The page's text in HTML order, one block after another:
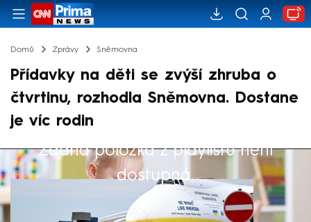
Domů Zprávy Sněmovna
Přídavky na děti se zvýší zhruba o
čtvrtinu, rozhodla Sněmovna. Dostane
je víc rodin
Žádná položka z playlistu není
dostupná.
Výběr redakce